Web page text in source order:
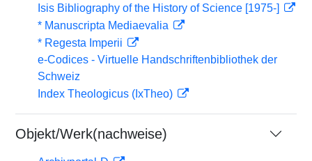
Isis Bibliography of the History of Science [1975-]
* Manuscripta Mediaevalia
* Regesta Imperii
e-Codices - Virtuelle Handschriftenbibliothek der
Schweiz
Index Theologicus (IxTheo)
Objekt/Werk(nachweise)